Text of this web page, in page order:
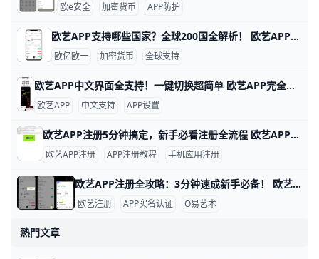
欧e安全 加密货币 APP防护
欧艺APP支持哪些国家？全球200国全解析！ 欧艺APP（也就是O易Oyi的交易应用）支持全球近200个国家和地区使用，但有些地方因为监管规则有限制。 比如亚洲的用户在越南、菲律宾、泰国、新加坡、中国香港、台湾、韩国和日本这些地方都能正常下载、注册和交易。 欧洲用户如英国、法国、西班牙、荷兰和俄罗斯也能轻松使用，支持法币充值和多种加密货币买卖。
欧亿欧一 加密货币 全球支持
欧艺APP中文界面全支持！一键切换超简单 欧艺APP完全支持中文界面，这让很多用户用起来很方便。根据官方指南和用户反馈，APP内有简体中文和繁体中文选项，能覆盖大部分交易和设置页面。例如，进入“我的”页面后，你会看到“语言”或“Language”按钮，一键切换后界面马上变成中文。
欧艺APP 中文支持 APP设置
欧艺APP注册5分钟搞定，新手必看注册全流程 欧艺APP注册其实非常简单，只要跟着几个关键步骤，基本能在几分钟内完成。对新手来说，最重要的是选对下载渠道、正确填写基本信息，并尽快开启安全保护功能。这样不仅能快速拿到账户，还能让登录和使用过程更安心。
欧艺APP注册 APP注册教程 手机应用注册
欧艺APP注册全攻略：3分钟速成新手必备！ 欧艺APP注册过程简单快速，通常只需几分钟就能完成。基本需要手机号或邮箱地址作为账号，比如用你的常用手机号“138XXXXXXX”或“”来注册，还得设置一个强密码，包含大小写字母、数字和符号，例如“Abc123!@#”。这些信息能帮你快速创建账户并接收验证码验证。
欧艺注册 APP实名认证 O易艺术
熱門文章